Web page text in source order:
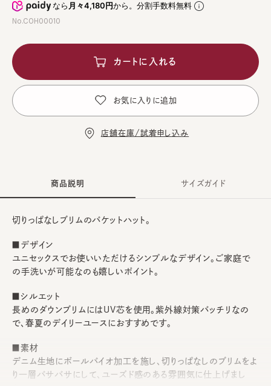
なら月々4,180円から。分割手数料無料
No.COH00010
カートに入れる
お気に入りに追加
店舗在庫/試着申し込み
商品説明
切りっぱなしブリムのバケットハット。
■デザイン
ユニセックスでお使いいただけるシンプルなデザイン。ご家庭で
の手洗いが可能なのも嬉しいポイント。
■シルエット
長めのダウンブリムにはUV芯を使用。紫外線対策バッチリなの
で、春夏のデイリーユースにおすすめです。
■素材
デニム生地にボールバイオ加工を施し、切りっぱなしのブリムをよ
り一層バサバサにして、ユーズド感のある雰囲気に仕上げまし
サイズガイド